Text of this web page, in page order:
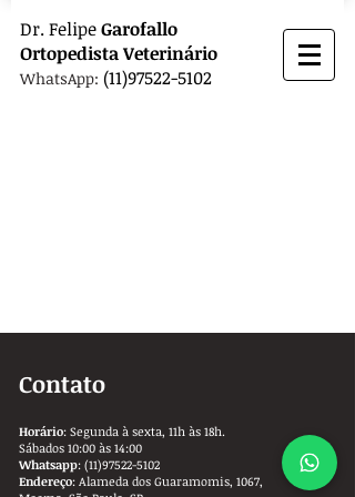
Dr. FelipeGarofallo
OrtopedistaVeterinário
WhatsApp: (11)97522-5102
Contato
Horário: Segunda à sexta, 11h às 18h.
Sábados 10:00 às 14:00
Whatsapp: (11)97522-5102
Endereço: Alameda dos Guaramomis, 1067,